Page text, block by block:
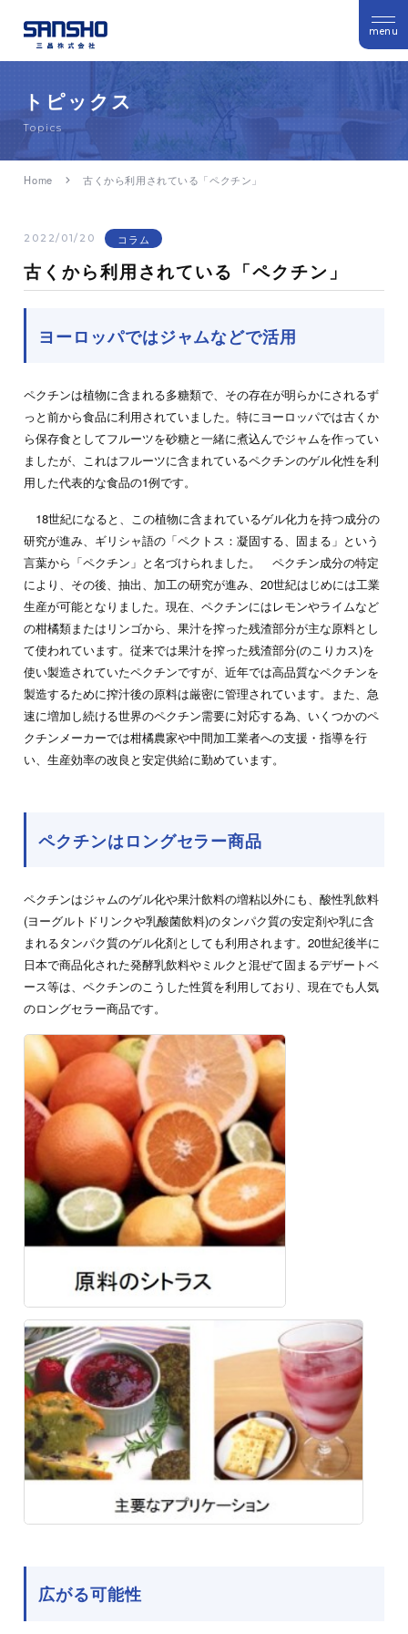
menu
トピックス
Topics
Home 古くから利用されている「ペクチン」
2022/01/20 コラム
古くから利用されている「ペクチン」
ヨーロッパではジャムなどで活用
ペクチンは植物に含まれる多糖類で、その存在が明らかにされるず
っと前から食品に利用されていました。特にヨーロッパでは古くか
ら保存食としてフルーツを砂糖と一緒に煮込んでジャムを作ってい
ましたが、これはフルーツに含まれているペクチンのゲル化性を利
用した代表的な食品の1例です。
18世紀になると、この植物に含まれているゲル化力を持つ成分の
研究が進み、ギリシャ語の「ペクトス：凝固する、固まる」という
言葉から「ペクチン」と名づけられました。 ペクチン成分の特定
により、その後、抽出、加工の研究が進み、20世紀はじめには工業
生産が可能となりました。現在、ペクチンにはレモンやライムなど
の柑橘類またはリンゴから、果汁を搾った残渣部分が主な原料とし
て使われています。従来では果汁を搾った残渣部分(のこりカス)を
使い製造されていたペクチンですが、近年では高品質なペクチンを
製造するために搾汁後の原料は厳密に管理されています。また、急
速に増加し続ける世界のペクチン需要に対応する為、いくつかのペ
クチンメーカーでは柑橘農家や中間加工業者への支援・指導を行
い、生産効率の改良と安定供給に勤めています。
ペクチンはロングセラー商品
ペクチンはジャムのゲル化や果汁飲料の増粘以外にも、酸性乳飲料
(ヨーグルトドリンクや乳酸菌飲料)のタンパク質の安定剤や乳に含
まれるタンパク質のゲル化剤としても利用されます。20世紀後半に
日本で商品化された発酵乳飲料やミルクと混ぜて固まるデザートベ
ース等は、ペクチンのこうした性質を利用しており、現在でも人気
のロングセラー商品です。
広がる可能性